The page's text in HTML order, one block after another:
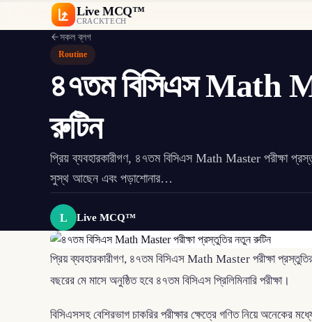
Live MCQ™
CRACKTECH
সকল ব্লগ
Routine
৪৭তম বিসিএস Math
রুটিন
প্রিয় ব্যবহারকারীগণ, ৪৭তম বিসিএস Math Master পরীক্ষা
সুস্থ আছেন এবং পড়াশোনার…
L Live MCQ™
প্রিয় ব্যবহারকারীগণ, ৪৭তম বিসিএস Math Master পরীক্ষা
বছরের মে মাসে অনুষ্ঠিত হবে ৪৭তম বিসিএস প্রিলিমিনারি পরীক্ষা।
বিসিএসসহ বেশিরভাগ চাকরির পরীক্ষার ক্ষেত্রে গণিত নিয়ে অনেকের